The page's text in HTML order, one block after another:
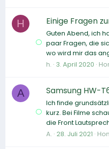
H Einige Fragen
Guten Abend, ich
paar Fragen, die
wo wird mir das
h. 3. April 2020
A Samsung HW-
Ich finde
kurz. Bei Filme
die Front
A. 28. Juli 2021